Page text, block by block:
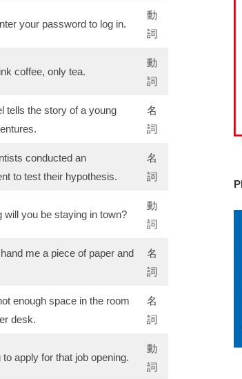
your password to log in.
動
詞
coffee, only tea.
動
詞
tells the story of a young
名
詞
conducted an
to test their hypothesis.
名
詞
will you be staying in town?
動
詞
me a piece of paper and
名
詞
enough space in the room
desk.
名
詞
to apply for that job opening.
動
詞